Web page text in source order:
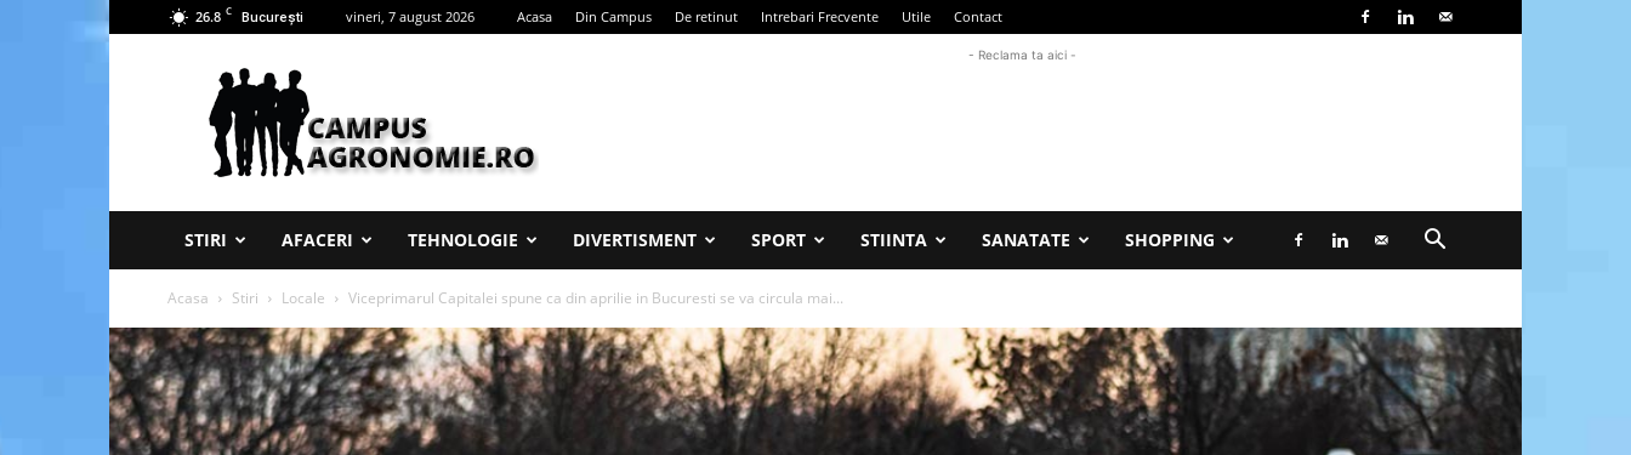
26.8 C București vineri, 7 august 2026 Acasa Din Campus De retinut Intrebari Frecvente Utile Contact
Campus
Agronomie
- Reclama ta aici -
STIRI AFACERI TEHNOLOGIE DIVERTISMENT SPORT STIINTA SANATATE SHOPPING
Acasa Stiri Locale Viceprimarul Capitalei spune ca din aprilie in Bucuresti se va circula mai...